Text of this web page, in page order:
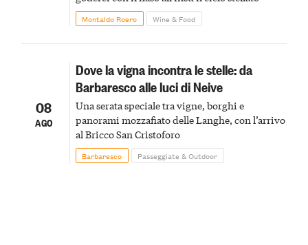
Montaldo Roero Wine & Food
08
AGO
Dove la vigna incontra le stelle: da
Barbaresco alle luci di Neive
Una serata speciale tra vigne, borghi e
panorami mozzafiato delle Langhe, con l’arrivo
al Bricco San Cristoforo
Barbaresco Passeggiate & Outdoor